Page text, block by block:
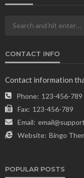
CONTACT INFO
Contact information
Phone: 123-456-789
Fax: 123-456-789
Email:
Website: Bingo
POPULAR POSTS